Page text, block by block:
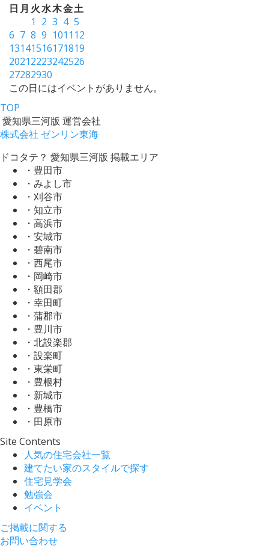
日 月 火水木金土
1 2 3 4 5
6 7 8 9 1011 12
13141516171819
20212223242526
27282930
この日にはイベントがありません。
TOP
愛知県三河版 運営会社
株式会社 ゼンリン東海
ドコタテ？ 愛知県三河版 掲載エリア
・豊田市
・みよし市
・刈谷市
・知立市
・高浜市
・安城市
・碧南市
・西尾市
・岡崎市
・額田郡
・幸田町
・蒲郡市
・豊川市
・北設楽郡
・設楽町
・東栄町
・豊根村
・新城市
・豊橋市
・田原市
Site Contents
人気の住宅会社一覧
建てたい家のスタイルで探す
住宅見学会
勉強会
イベント
ご掲載に関する
お問い合わせ